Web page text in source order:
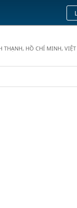
THẠNH, HỒ CHÍ MINH,